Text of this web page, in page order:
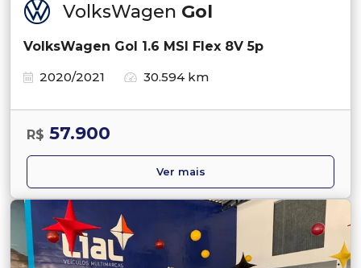
VolksWagen Gol
VolksWagen Gol 1.6 MSI Flex 8V 5p
2020/2021
30.594 km
R$ 57.900
Ver mais